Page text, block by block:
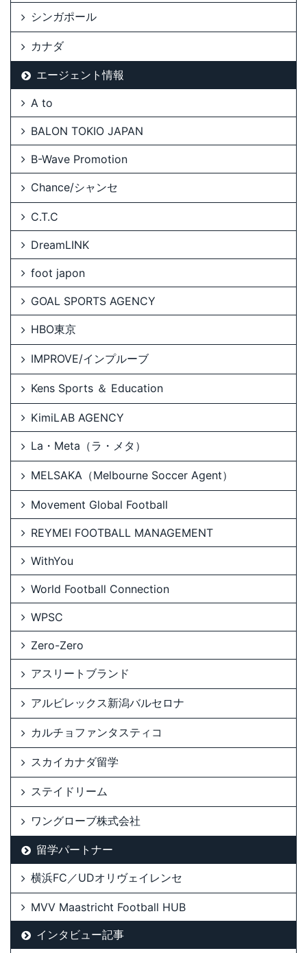
シンガポール
カナダ
エージェント情報
A to
BALON TOKIO JAPAN
B-Wave Promotion
Chance/シャンセ
C.T.C
DreamLINK
foot japon
GOAL SPORTS AGENCY
HBO東京
IMPROVE/インプルーブ
Kens Sports ＆ Education
KimiLAB AGENCY
La・Meta（ラ・メタ）
MELSAKA（Melbourne Soccer Agent）
Movement Global Football
REYMEI FOOTBALL MANAGEMENT
WithYou
World Football Connection
WPSC
Zero-Zero
アスリートブランド
アルビレックス新潟バルセロナ
カルチョファンタスティコ
スカイカナダ留学
ステイドリーム
ワングローブ株式会社
留学パートナー
横浜FC／UDオリヴェイレンセ
MVV Maastricht Football HUB
インタビュー記事